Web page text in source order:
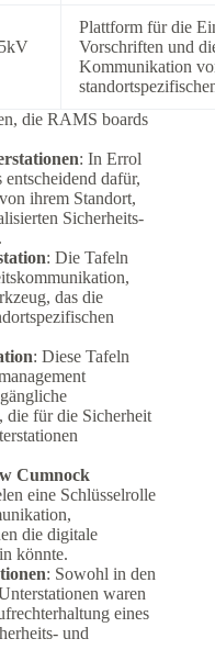
Plattform für die
Vorschriften und
Kommunikation
die RAMS boards
: In Errol
dafür,
ihrem Standort,
Sicherheits-
: Die Tafeln
das die
: Diese Tafeln
die für die Sicherheit
Cumnock
eine Schlüsselrolle
die digitale
könnte.
: Sowohl in den
waren
eines
und